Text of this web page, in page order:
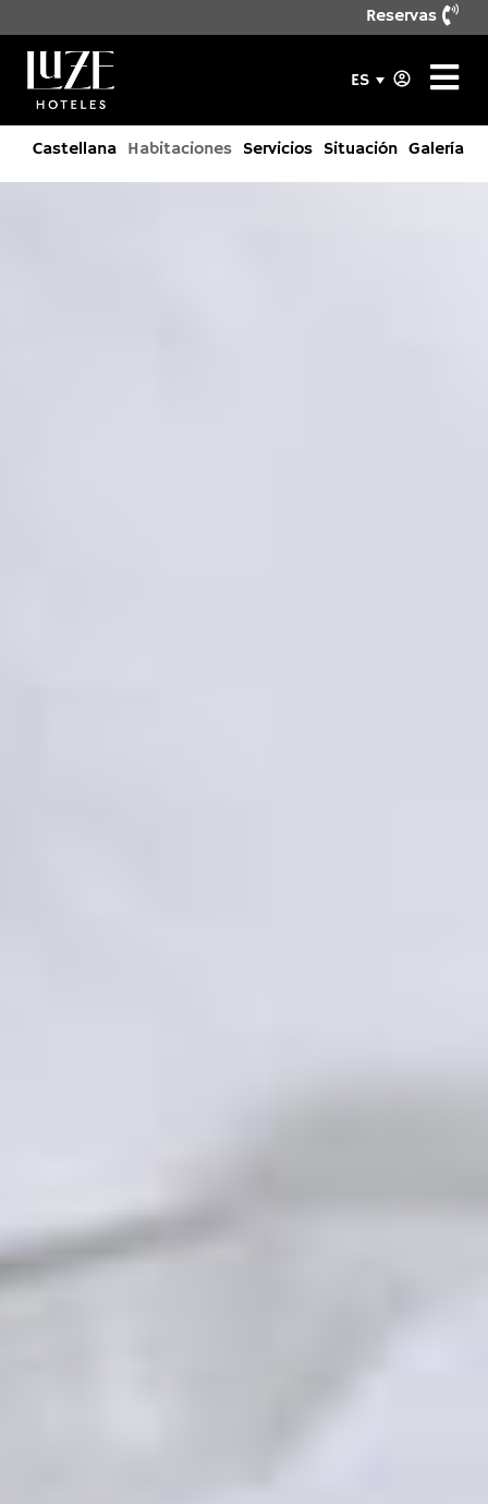
Reservas
ES
Castellana Habitaciones Servicios Situación Galería